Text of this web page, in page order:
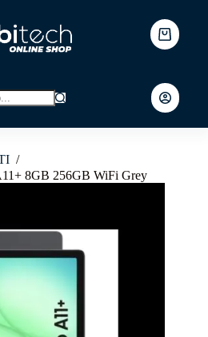
Shopping
cart
/
8GB 256GB WiFi Grey